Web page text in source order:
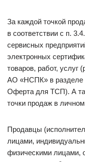
За каждой точкой
в соответствии с п.
сервисных
электронных
товаров, работ,
АО «НСПК» в разделе
Оферта для ТСП). А
точки продаж в
Продавцы
лицами,
физическими лицами,